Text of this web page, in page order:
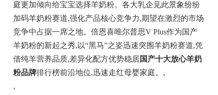
庭更加倾向给宝宝选择羊奶粉。各大乳企见此景象纷纷
加码羊奶粉赛道,强化产品核心竞争力,期望在激烈的市场
竞争中占据一席之地。倍恩喜唯尔普思V Plus作为国产
羊奶粉的新起之秀,以“黑马”之姿迅速突围羊奶粉赛道,凭
借纯羊营养品质,差异化配方优势稳居国产十大放心羊奶
粉品牌排行榜前沿地位,迅速走红母婴家庭。 ,
,